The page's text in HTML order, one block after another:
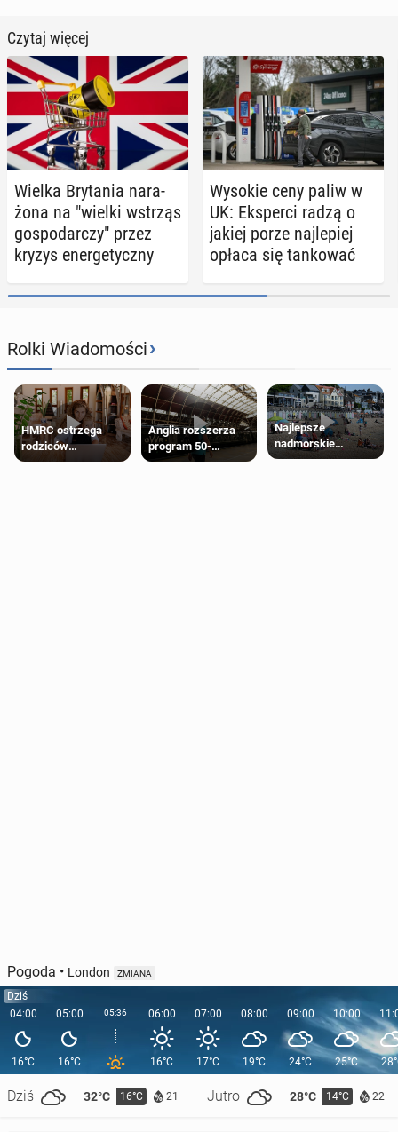
Czytaj więcej
Wielka Bry­ta­nia na­ra­
żo­na na "wielki wstrząs
go­spo­dar­czy" przez
kryzys ener­ge­tycz­ny
Wysokie ceny paliw w
UK: Eks­per­ci radzą o
jakiej porze naj­le­piej
opłaca się tan­ko­wać
Rolki Wiadomości›
HMRC ostrzega
rodziców
pobierających Child
Anglia rozszerza
program 50-
procentowych
Najlepsze
nadmorskie
miasteczko blisko
Pogoda • London ZMIANA
Dziś
04:00
16°C
Dziś 32°C 16°C 21 Jutro 28°C 14°C 22
05:00
16°C
05:36 06:00
16°C
07:00
17°C
08:00
19°C
09:00
24°C
10:00
25°C